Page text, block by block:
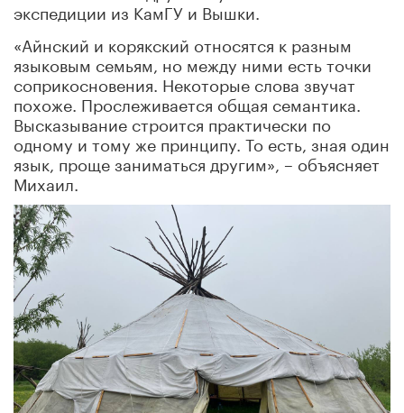
экспедиции из КамГУ и Вышки.
«Айнский и корякский относятся к разным
языковым семьям, но между ними есть точки
соприкосновения. Некоторые слова звучат
похоже. Прослеживается общая семантика.
Высказывание строится практически по
одному и тому же принципу. То есть, зная один
язык, проще заниматься другим», – объясняет
Михаил.